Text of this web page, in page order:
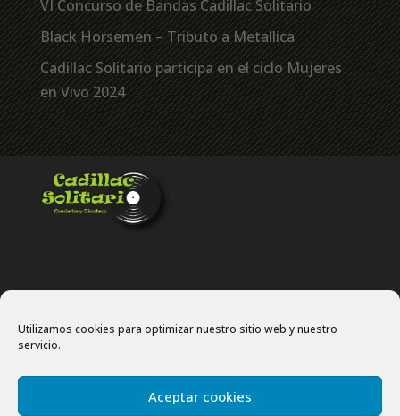
Utilizamos cookies para optimizar nuestro sitio web y nuestro
servicio.
Aceptar cookies
VI Concurso de Bandas Cadillac Solitario
Black Horsemen – Tributo a Metallica
Cadillac Solitario participa en el ciclo Mujeres
en Vivo 2024
Site map